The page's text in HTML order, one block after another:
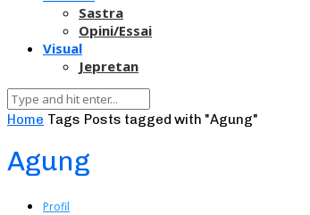
Sastra
Opini/Essai
Visual
Jepretan
Home Tags Posts tagged with "Agung"
Agung
Profil